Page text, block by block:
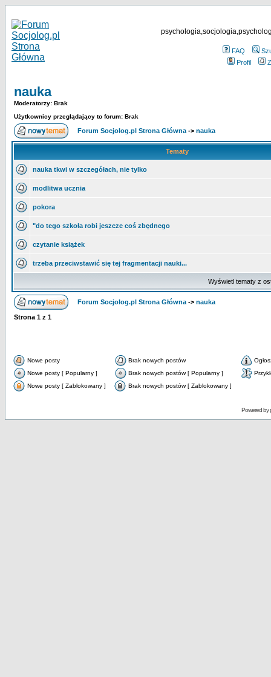
FAQ
Profil
nauka
Moderatorzy: Brak
Użytkownicy przeglądający to forum: Brak
Forum Socjolog.pl Strona Główna -> nauka
Tematy
nauka tkwi w szczegółach, nie tylko
modlitwa ucznia
pokora
"do tego szkoła robi jeszcze coś zbędnego
czytanie książek
trzeba przeciwstawić się tej fragmentacji nauki...
Wyświetl tematy z
Forum Socjolog.pl Strona Główna -> nauka
Strona 1 z 1
Nowe posty Brak nowych postów
Nowe posty [ Popularny ]
Brak nowych postów [ Popularny ]
Nowe posty [ Zablokowany ]
Brak nowych postów [ Zablokowany ]
Powered by